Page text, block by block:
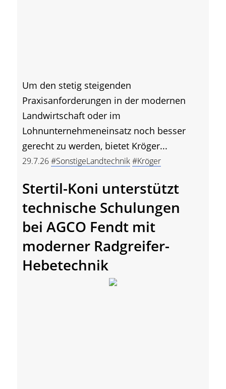
Um den stetig steigenden
Praxisanforderungen in der modernen
Landwirtschaft oder im
Lohnunternehmeneinsatz noch besser
gerecht zu werden, bietet Kröger...
29.7.26#SonstigeLandtechnik#Kröger
Stertil-Koni unterstützt
technische Schulungen
bei AGCO Fendt mit
moderner Radgreifer-
Hebetechnik